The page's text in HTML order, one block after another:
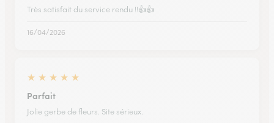
Très satisfait du service rendu !!👍👍
16/04/2026
★ ★ ★ ★ ★
Parfait
Jolie gerbe de fleurs. Site sérieux.